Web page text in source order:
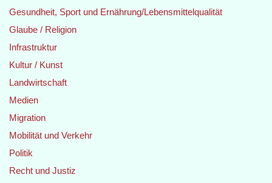
Gesundheit, Sport und Ernährung/Lebensmittelqualität
Glaube / Religion
Infrastruktur
Kultur / Kunst
Landwirtschaft
Medien
Migration
Mobilität und Verkehr
Politik
Recht und Justiz